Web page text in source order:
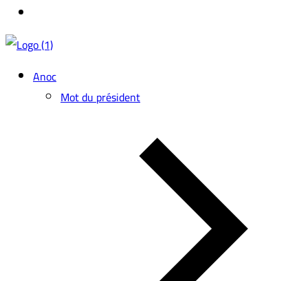
Anoc
Mot du président